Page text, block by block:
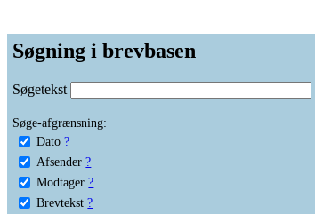
Søgning i brevbasen
Søgetekst
Søge-afgrænsning:
Dato ?
Afsender ?
Modtager ?
Brevtekst ?